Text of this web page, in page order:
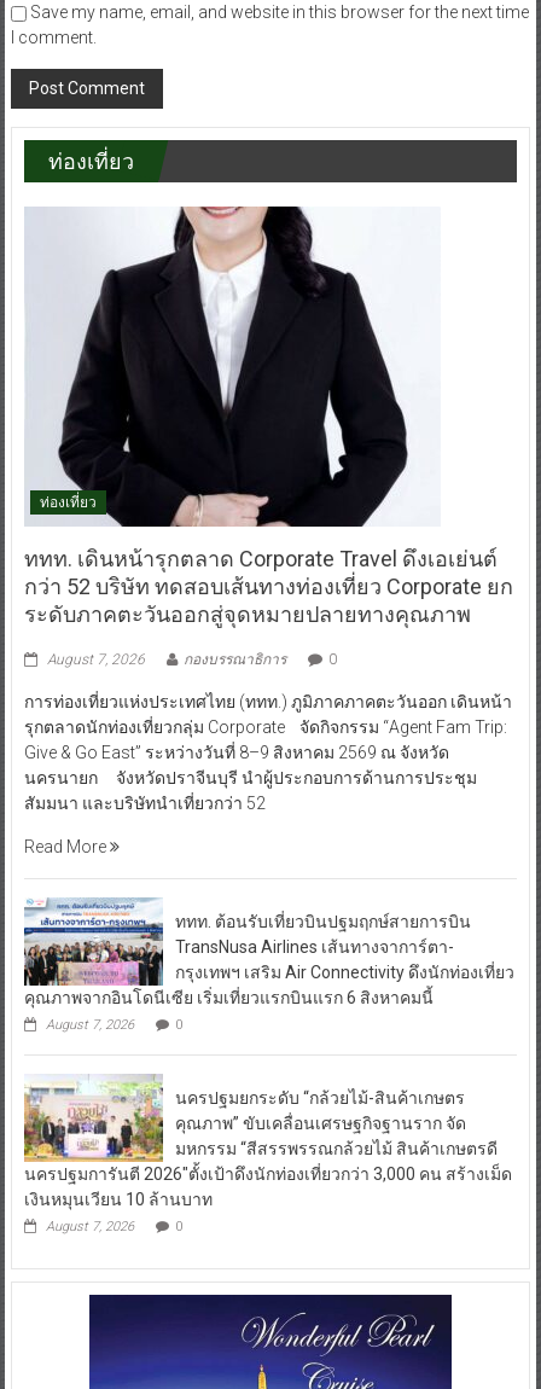
Save my name, email, and website in this browser for the next time
I comment.
ท่องเที่ยว
ท่องเที่ยว
ททท. เดินหน้ารุกตลาด Corporate Travel ดึงเอเย่นต์
กว่า 52 บริษัท ทดสอบเส้นทางท่องเที่ยว Corporate ยก
ระดับภาคตะวันออกสู่จุดหมายปลายทางคุณภาพ
August 7, 2026 กองบรรณาธิการ 0
การท่องเที่ยวแห่งประเทศไทย (ททท.) ภูมิภาคภาคตะวันออก เดินหน้า
รุกตลาดนักท่องเที่ยวกลุ่ม Corporate จัดกิจกรรม “Agent Fam Trip:
Give & Go East” ระหว่างวันที่ 8–9 สิงหาคม 2569 ณ จังหวัด
นครนายก จังหวัดปราจีนบุรี นำผู้ประกอบการด้านการประชุม
สัมมนา และบริษัทนำเที่ยวกว่า 52
Read More
ททท. ต้อนรับเที่ยวบินปฐมฤกษ์สายการบิน
TransNusa Airlines เส้นทางจาการ์ตา-
กรุงเทพฯ เสริม Air Connectivity ดึงนักท่องเที่ยว
คุณภาพจากอินโดนีเซีย เริ่มเที่ยวแรกบินแรก 6 สิงหาคมนี้
August 7, 2026 0
นครปฐมยกระดับ “กล้วยไม้-สินค้าเกษตร
คุณภาพ” ขับเคลื่อนเศรษฐกิจฐานราก จัด
มหกรรม “สีสรรพรรณกล้วยไม้ สินค้าเกษตรดี
นครปฐมการันตี 2026″ตั้งเป้าดึงนักท่องเที่ยวกว่า 3,000 คน สร้างเม็ด
เงินหมุนเวียน 10 ล้านบาท
August 7, 2026 0